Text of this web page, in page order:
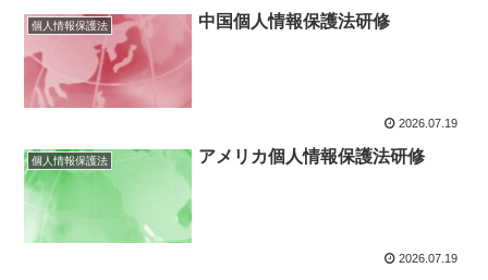
個人情報保護法 中国個人情報保護法研修
2026.07.19
個人情報保護法 アメリカ個人情報保護法研修
2026.07.19